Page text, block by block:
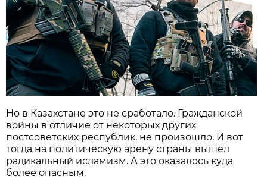
Но в Казахстане это не сработало. Гражданской
войны в отличие от некоторых других
постсоветских республик, не произошло. И вот
тогда на политическую арену страны вышел
радикальный исламизм. А это оказалось куда
более опасным.